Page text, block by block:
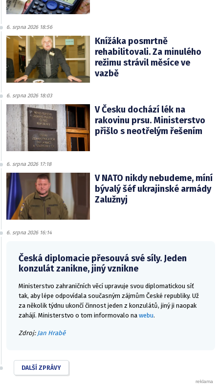
6. srpna 2026 18:56
Knížáka posmrtně
rehabilitovali. Za minulého
režimu strávil měsíce ve
vazbě
6. srpna 2026 18:03
V Česku dochází lék na
rakovinu prsu. Ministerstvo
přišlo s neotřelým řešením
6. srpna 2026 17:18
V NATO nikdy nebudeme, míní
bývalý šéf ukrajinské armády
Zalužnyj
6. srpna 2026 16:14
Česká diplomacie přesouvá své síly. Jeden
konzulát zanikne, jiný vznikne
Ministerstvo zahraničních věcí upravuje svou diplomatickou síť
tak, aby lépe odpovídala současným zájmům České republiky. Už
za několik týdnu ukončí činnost jeden z konzulátů, jiný ji naopak
zahájí. Ministerstvo o tom informovalo na webu.
Zdroj: Jan Hrabě
DALŠÍ ZPRÁVY